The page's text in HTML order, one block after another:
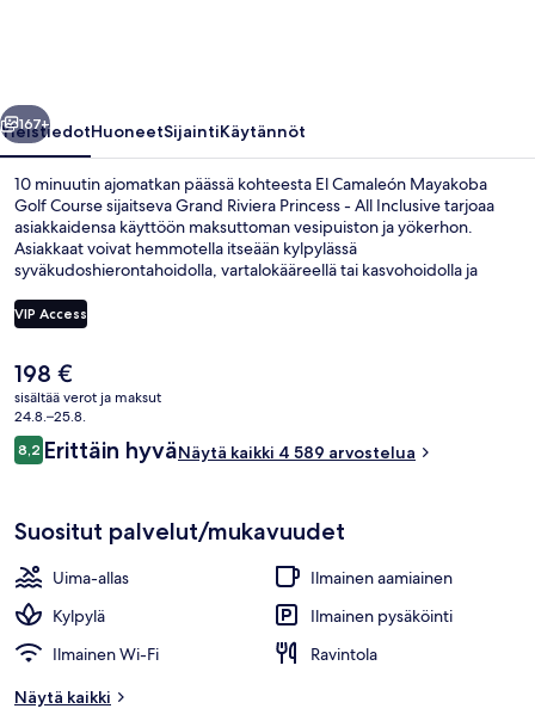
Seuraava
167+
YleistiedotHuoneetSijaintiKäytännöt
10 minuutin ajomatkan päässä kohteesta El Camaleón Mayakoba
Golf Course sijaitseva Grand Riviera Princess - All Inclusive tarjoaa
asiakkaidensa käyttöön maksuttoman vesipuiston ja yökerhon.
Asiakkaat voivat hemmotella itseään kylpylässä
syväkudoshierontahoidolla, vartalokääreellä tai kasvohoidolla ja
on yksi majoituspaikan 10 ravintolasta. Sen erikoisuuksiin kuuluu
kansainvälinen keittiö. Muihin tämän luksusluokan majoituspaikan
maksuton lastenkerho. Matkailijat arvostavat majoituspaikan uima-
allasta ja avuliasta henkilökuntaa.
VIP Access
Nykyinen
hinta
on
198 €
198 €
sisältää verot ja maksut
24.8.–25.8.
Arvostelut
8,28,2 kautta 10.
Erittäin hyväNäytä kaikki 4 589 arvostelua
Suositut palvelut/mukavuudet
Uima-allas
Ilmainen aamiainen
Kylpylä
Ilmainen pysäköinti
Ilmainen Wi-Fi
Ravintola
Näytä kaikki